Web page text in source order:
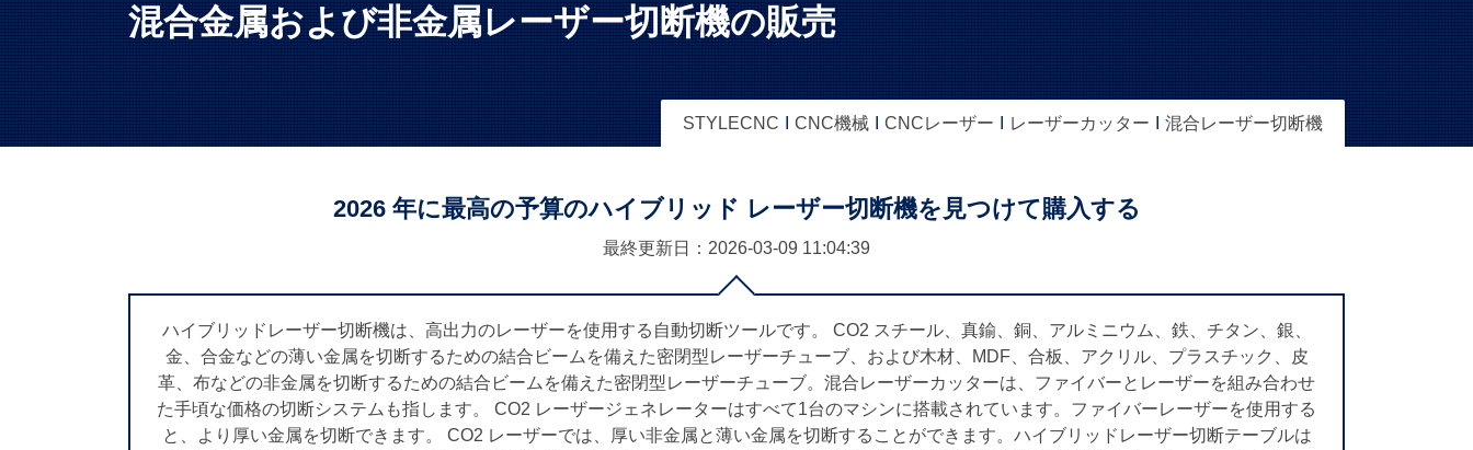
混合金属および非金属レーザー切断機の販売
STYLECNC CNC機械 CNCレーザー レーザーカッター 混合レーザー切断機
2026 年に最高の予算のハイブリッド レーザー切断機を見つけて購入する
最終更新日：2026-03-09 11:04:39
ハイブリッドレーザー切断機は、高出力のレーザーを使用する自動切断ツールです。 CO2 スチール、真鍮、銅、アルミニウム、鉄、チタン、銀、
金、合金などの薄い金属を切断するための結合ビームを備えた密閉型レーザーチューブ、および木材、MDF、合板、アクリル、プラスチック、皮
革、布などの非金属を切断するための結合ビームを備えた密閉型レーザーチューブ。混合レーザーカッターは、ファイバーとレーザーを組み合わせ
た手頃な価格の切断システムも指します。 CO2 レーザージェネレーターはすべて1台のマシンに搭載されています。ファイバーレーザーを使用する
と、より厚い金属を切断できます。 CO2 レーザーでは、厚い非金属と薄い金属を切断することができます。ハイブリッドレーザー切断テーブルは